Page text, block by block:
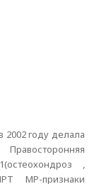
2002 году делала
,
МР-признаки